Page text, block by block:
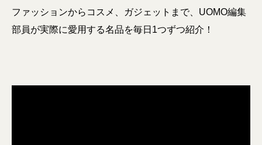
ファッションからコスメ、ガジェットまで、UOMO編集
部員が実際に愛用する名品を毎日1つずつ紹介！